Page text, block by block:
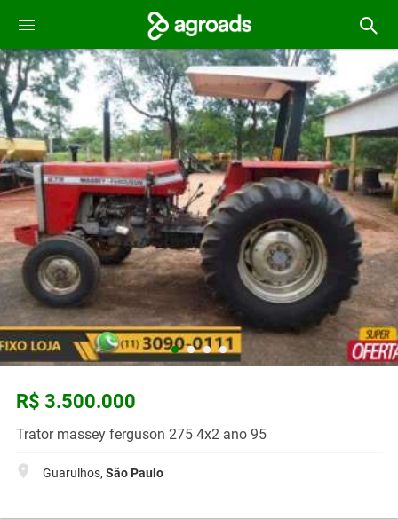
R$ 3.500.000
Trator massey ferguson 275 4x2 ano 95
Guarulhos, São Paulo